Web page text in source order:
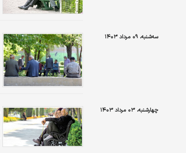
سه‌شنبه، ۰۹ مرداد ۱۴۰۳
چهارشنبه، ۰۳ مرداد ۱۴۰۳